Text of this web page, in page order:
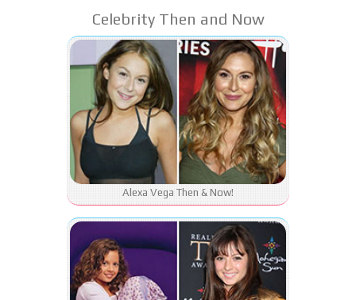
Celebrity Then and Now
Alexa Vega Then & Now!